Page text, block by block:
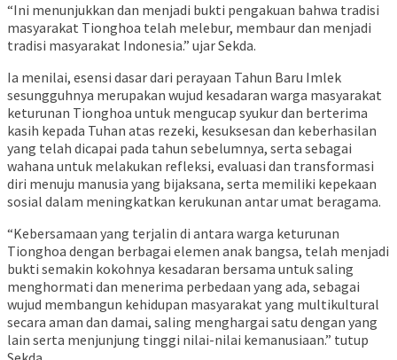
“Ini menunjukkan dan menjadi bukti pengakuan bahwa tradisi
masyarakat Tionghoa telah melebur, membaur dan menjadi
tradisi masyarakat Indonesia.” ujar Sekda.
Ia menilai, esensi dasar dari perayaan Tahun Baru Imlek
sesungguhnya merupakan wujud kesadaran warga masyarakat
keturunan Tionghoa untuk mengucap syukur dan berterima
kasih kepada Tuhan atas rezeki, kesuksesan dan keberhasilan
yang telah dicapai pada tahun sebelumnya, serta sebagai
wahana untuk melakukan refleksi, evaluasi dan transformasi
diri menuju manusia yang bijaksana, serta memiliki kepekaan
sosial dalam meningkatkan kerukunan antar umat beragama.
“Kebersamaan yang terjalin di antara warga keturunan
Tionghoa dengan berbagai elemen anak bangsa, telah menjadi
bukti semakin kokohnya kesadaran bersama untuk saling
menghormati dan menerima perbedaan yang ada, sebagai
wujud membangun kehidupan masyarakat yang multikultural
secara aman dan damai, saling menghargai satu dengan yang
lain serta menjunjung tinggi nilai-nilai kemanusiaan.” tutup